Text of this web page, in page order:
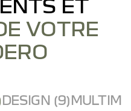
ET
VOTRE
DESIGN (9)